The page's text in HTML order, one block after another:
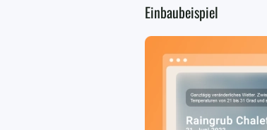
Einbaubeispiel